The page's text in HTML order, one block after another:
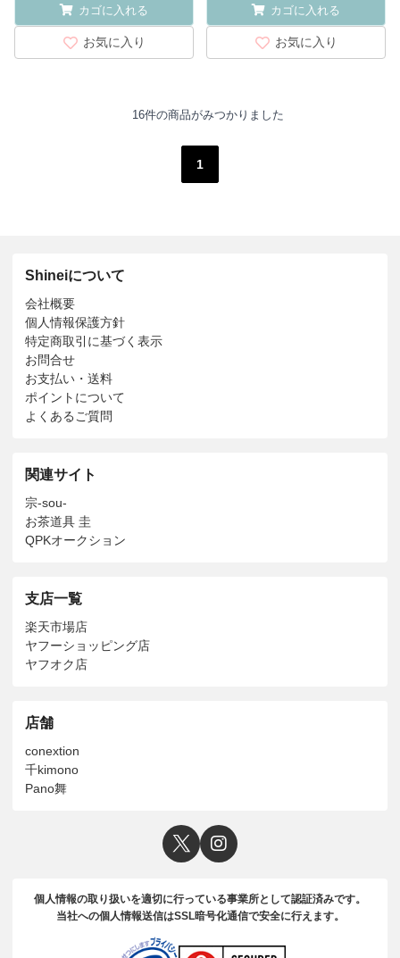
カゴに入れる
お気に入り
カゴに入れる
お気に入り
16件の商品がみつかりました
1
Shineiについて
会社概要
個人情報保護方針
特定商取引に基づく表示
お問合せ
お支払い・送料
ポイントについて
よくあるご質問
関連サイト
宗-sou-
お茶道具 圭
QPKオークション
支店一覧
楽天市場店
ヤフーショッピング店
ヤフオク店
店舗
conextion
千kimono
Pano舞
個人情報の取り扱いを適切に行っている事業所として認証済みです。
当社への個人情報送信はSSL暗号化通信で安全に行えます。